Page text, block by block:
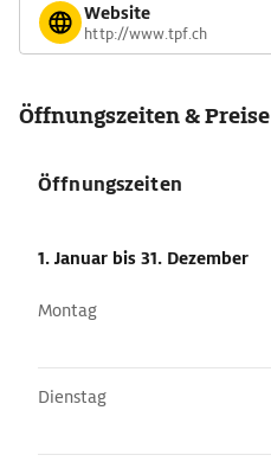
Website
http://www.tpf.ch
Öffnungszeiten & Preise
Öffnungszeiten
1. Januar bis 31. Dezember
Montag
Dienstag